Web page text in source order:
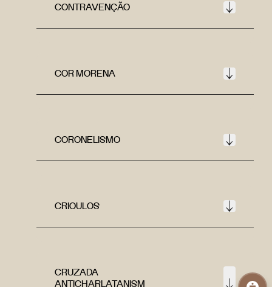
CONTRAVENÇÃO
COR MORENA
CORONELISMO
CRIOULOS
CRUZADA
ANTICHARLATANISM